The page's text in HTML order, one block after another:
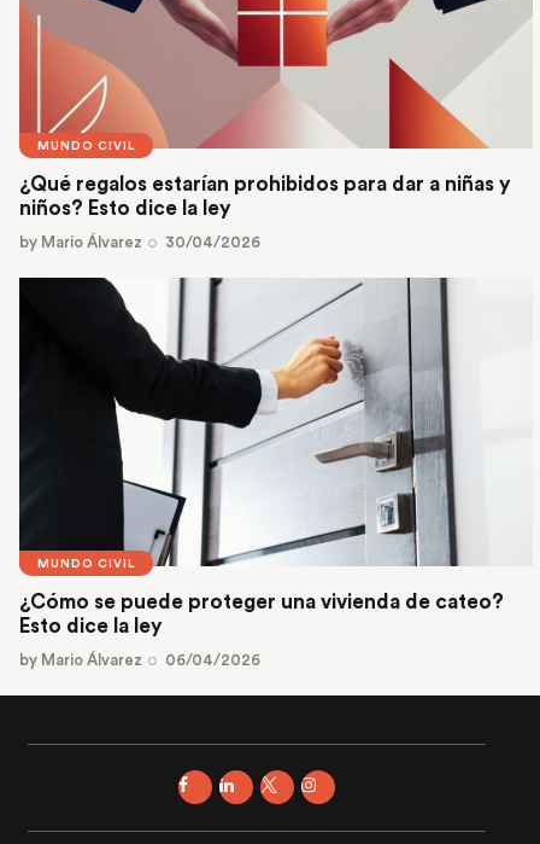
MUNDO CIVIL
¿Qué regalos estarían prohibidos para dar a niñas y
niños? Esto dice la ley
by Mario Álvarez 30/04/2026
MUNDO CIVIL
¿Cómo se puede proteger una vivienda de cateo?
Esto dice la ley
by Mario Álvarez 06/04/2026